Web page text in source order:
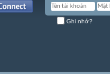
Ghi nhớ?